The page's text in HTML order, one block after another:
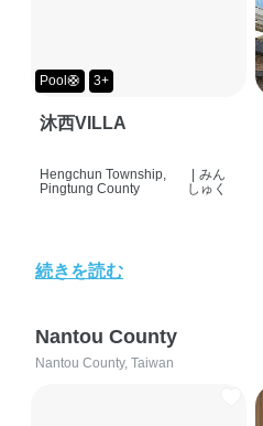
Pool🛟 3+
沐西VILLA
Hengchun Township,
Pingtung County
みん
しゅく
続きを読む
Nantou County
Nantou County, Taiwan